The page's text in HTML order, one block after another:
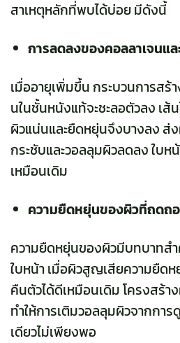
สาเหตุหลักที่พบได้บ่อย มีดังนี้
การลดลงของคอลลาเจนแ
เมื่ออายุเพิ่มขึ้น กระบวนการสร้
นในชั้นหนังแท้จะชะลอตัวลง เส้
ผิวแน่นและยืดหยุ่นจึงบางลง ส่
กระชับและวอลลุมผิวลดลง ใบ
เหมือนเดิม
ความยืดหยุ่นของผิวที่ถดถ
ความยืดหยุ่นของผิวมีบทบาท
ใบหน้า เมื่อผิวสูญเสียความยืดห
คืนตัวได้ดีเหมือนเดิม โครงสร้า
ทำให้การเติมวอลลุมผิวจากกา
เดียวไม่เพียงพอ